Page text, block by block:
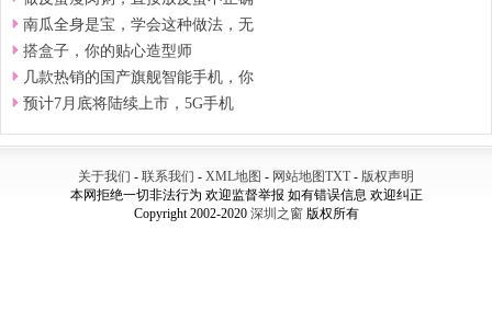
南瓜全身是宝，学会这种做法，无
搭盒子，你的贴心造型师
几款热销的国产旗舰智能手机，你
预计7月底将陆续上市，5G手机
关于我们 - 联系我们 - XML地图 - 网站地图TXT- 版权声明
本网拒绝一切非法行为 欢迎监督举报 如有错误信息 欢迎纠正
Copyright 2002-2020 深圳之窗版权所有